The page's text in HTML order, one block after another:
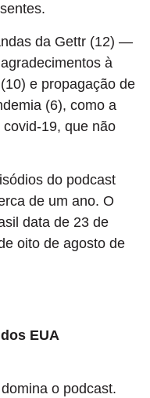
da Gettr (12) —
à
e propagação de
(6), como a
19, que não
do podcast
de um ano. O
data de 23 de
oito de agosto de
EUA
o podcast.